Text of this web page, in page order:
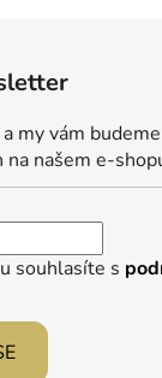
my vám
na našem e-
souhlasíte s